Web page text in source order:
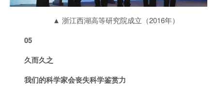
▲ 浙江西湖高等研究院成立（2016年）
05
久而久之
我们的科学家会丧失科学鉴赏力